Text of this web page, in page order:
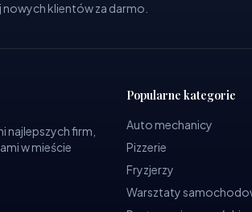
klientów za darmo.
najlepszych firm,
w mieście
Popularne kategorie
Auto mechanicy
Pizzerie
Fryzjerzy
Warsztaty